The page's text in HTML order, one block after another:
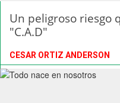
Un peligroso riesgo
"C.A.D"
CESAR ORTIZ ANDERSON